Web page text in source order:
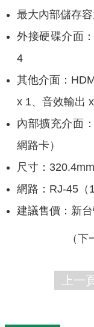
最大內部儲存
外接硬碟介面
4
其他介面：
x 1、音效輸出
內部擴充介面
網路卡）
尺寸：
網路：RJ-45（
建議售價：新
（
上一